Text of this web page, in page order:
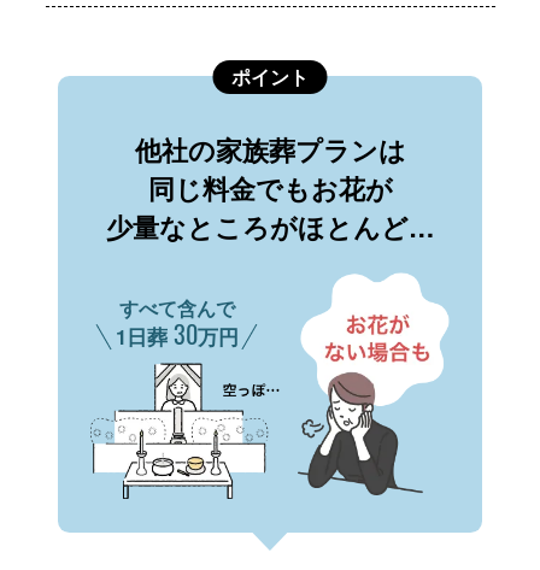
ポイント
他社の家族葬プランは
同じ料金でもお花が
少量なところがほとんど…
すべて含んで
1日葬 30万円